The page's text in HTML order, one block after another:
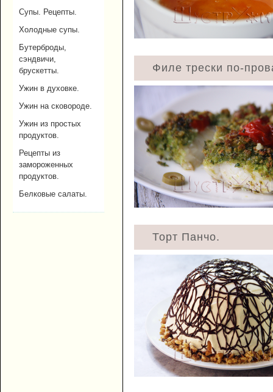
Супы. Рецепты.
Холодные супы.
Бутерброды,
сэндвичи,
брускетты.
Ужин в духовке.
Ужин на сковороде.
Ужин из простых
продуктов.
Рецепты из
замороженных
продуктов.
Белковые салаты.
Филе трески по-
Торт Панчо.